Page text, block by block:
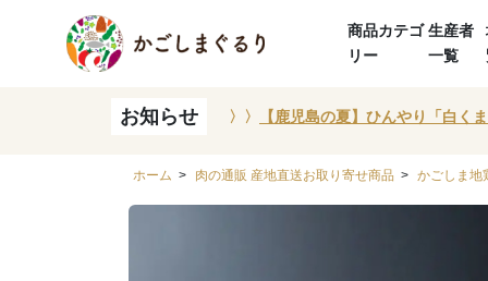
商品カテゴ
リー
生産者
一覧
お知らせ 〉〉 【鹿児島の夏】ひんやり「白く
ホーム > 肉の通販 産地直送お取り寄せ商品 > かごしま地